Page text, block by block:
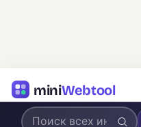
miniWebtool